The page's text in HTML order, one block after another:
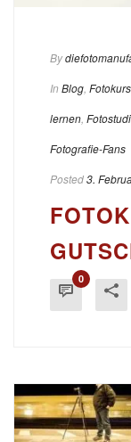
By
In Blog
lernen
Fotografie-Fans
Posted3.
0